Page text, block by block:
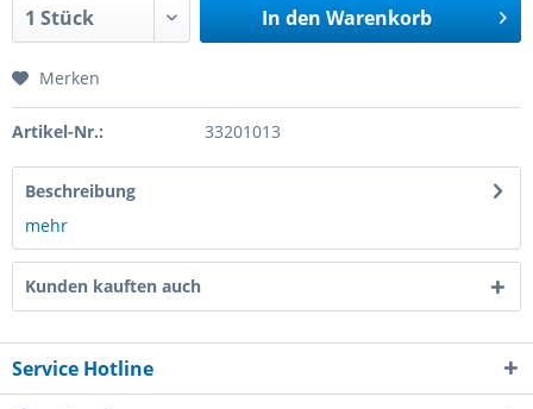
In den Warenkorb
Merken
Artikel-Nr.: 33201013
Beschreibung
mehr
Kunden kauften auch
Service Hotline